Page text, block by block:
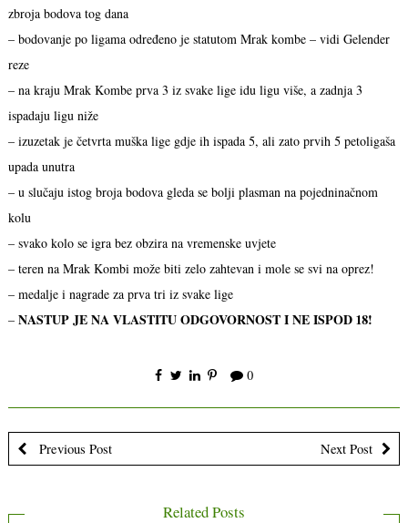
zbroja bodova tog dana
– bodovanje po ligama određeno je statutom Mrak kombe – vidi Gelender
reze
– na kraju Mrak Kombe prva 3 iz svake lige idu ligu više, a zadnja 3
ispadaju ligu niže
– izuzetak je četvrta muška lige gdje ih ispada 5, ali zato prvih 5 petoligaša
upada unutra
– u slučaju istog broja bodova gleda se bolji plasman na pojedninačnom
kolu
– svako kolo se igra bez obzira na vremenske uvjete
– teren na Mrak Kombi može biti zelo zahtevan i mole se svi na oprez!
– medalje i nagrade za prva tri iz svake lige
– NASTUP JE NA VLASTITU ODGOVORNOST I NE ISPOD 18!
0
Previous Post Next Post
Related Posts